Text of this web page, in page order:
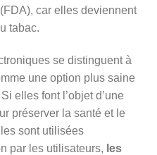
car elles deviennent
tabac.
se distinguent à
une option plus saine
elles font l’objet d’une
préserver la santé et le
sont utilisées
par les utilisateurs, les